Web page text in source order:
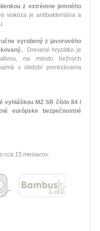
z extrémne jemného
viskóza je antibakteriálna a
.
vyrobený z javorového
. Drevené hryzátko je
, na miesto
bežných
v období
prerezávania
vyhláškou MZ SR číslo 84 /
európske
bezpečnostné
cca.15 mesiacov.